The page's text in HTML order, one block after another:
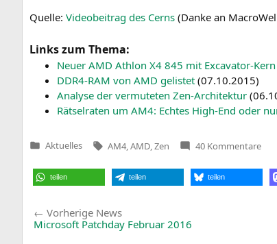
Quel­le: Video­bei­trag des Cerns (Dan­ke an
Links zum Thema:
Neu­er AMD Ath­lon X4 845 mit Excava­tor-
DDR4-RAM von AMD gelis­tet (07.10.2015)
Ana­ly­se der ver­mu­te­ten Zen-Archi­tek­tur (
Rät­sel­ra­ten um AM4: Ech­tes High-End oder
Veröffentlicht
Aktuelles Tags:
AM4,AMD,Zen 40 Kommentarezu
Zen-
mit
teilen teilen teilen
Beitragsnavigation
Vorherige NewsVorherige
News:
Microsoft Patchday Februar 2016